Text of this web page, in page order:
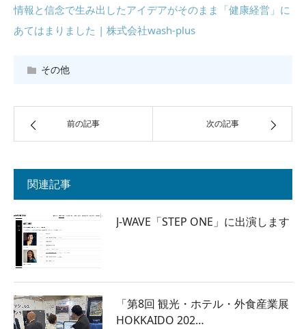
情報と信念で生み出したアイデアがそのまま「健康経営」に
あてはまりました | 株式会社wash-plus
その他
前の記事 次の記事
関連記事
J-WAVE「STEP ONE」に出演します
「第8回 観光・ホテル・外食産業展
HOKKAIDO 202…